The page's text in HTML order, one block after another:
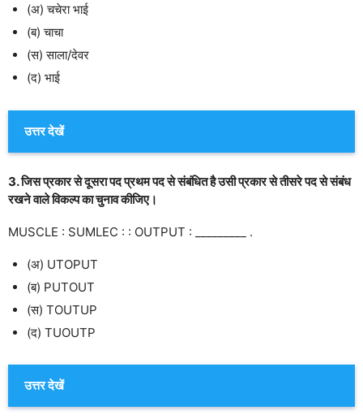
(अ) चचेरा भाई
(ब) चाचा
(स) साला/देवर
(द) भाई
उत्तर देखें
3. जिस प्रकार से दूसरा पद प्रथम पद से संबंधित है उसी प्रकार से तीसरे पद से संबंध
रखने वाले विकल्प का चुनाव कीजिए।
MUSCLE : SUMLEC : : OUTPUT : _________ .
(अ) UTOPUT
(ब) PUTOUT
(स) TOUTUP
(द) TUOUTP
उत्तर देखें